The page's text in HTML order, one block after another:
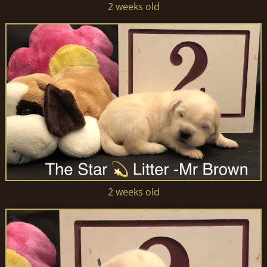
2 weeks old
2 weeks old